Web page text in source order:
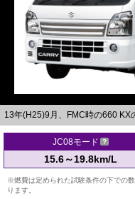
13年(H25)9月、FMC時の660 KX
JC08モード
15.6～19.8km/L
※燃費は定められた試験条件の下での
ります。